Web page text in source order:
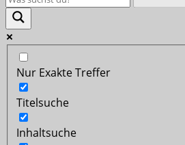
Nur Exakte Treffer
Titelsuche
Inhaltsuche